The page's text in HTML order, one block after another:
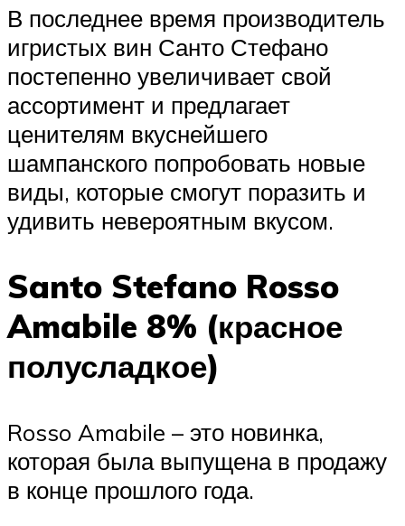
В последнее время производитель
игристых вин Санто Стефано
постепенно увеличивает свой
ассортимент и предлагает
ценителям вкуснейшего
шампанского попробовать новые
виды, которые смогут поразить и
удивить невероятным вкусом.
Santo Stefano Rosso
Amabile 8% (красное
полусладкое)
Rosso Amabile – это новинка,
которая была выпущена в продажу
в конце прошлого года.